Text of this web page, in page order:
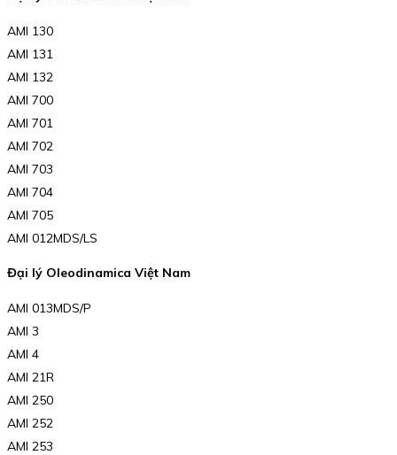
AMI 130
AMI 131
AMI 132
AMI 700
AMI 701
AMI 702
AMI 703
AMI 704
AMI 705
AMI 012MDS/LS
Đại lý Oleodinamica Việt Nam
AMI 013MDS/P
AMI 3
AMI 4
AMI 21R
AMI 250
AMI 252
AMI 253